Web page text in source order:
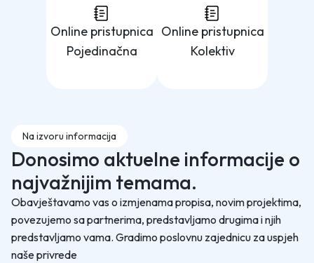
Online pristupnica
Pojedinačna
Online pristupnica
Kolektiv
Na izvoru informacija
Donosimo aktuelne informacije o
najvažnijim temama.
Obavještavamo vas o izmjenama propisa, novim projektima,
povezujemo sa partnerima, predstavljamo drugima i njih
predstavljamo vama. Gradimo poslovnu zajednicu za uspjeh
naše privrede